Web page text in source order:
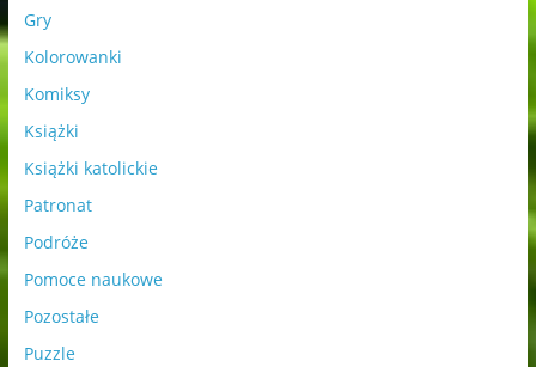
Gry
Kolorowanki
Komiksy
Książki
Książki katolickie
Patronat
Podróże
Pomoce naukowe
Pozostałe
Puzzle